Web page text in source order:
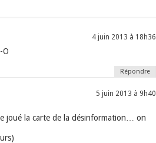
4 juin 2013 à 18h36
O
Répondre
5 juin 2013 à 9h40
joué la carte de la désinformation… on